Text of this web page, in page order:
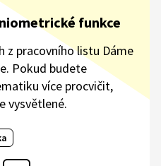
funkce
z pracovního listu Dáme
Pokud budete
více procvičit,
vysvětlené.